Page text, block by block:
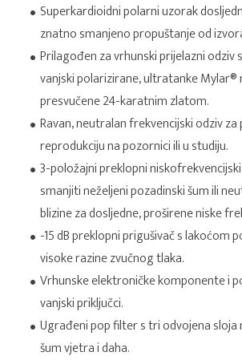
Superkardioidni polarni uzorak
znatno smanjeno propuštanje od
Prilagođen za vrhunski prijelazni odziv
vanjski polarizirane, ultratanke
presvučene 24-karatnim zlatom.
Ravan, neutralan frekvencijski odziv
reprodukciju na pozornici ili u studiju.
3-položajni preklopni
smanjiti neželjeni pozadinski šum ili
blizine za dosljedne, proširene niske
-15 dB preklopni prigušivač s lakoćom
visoke razine zvučnog tlaka.
Vrhunske elektroničke komponente i
vanjski priključci.
Ugrađeni pop filter s tri odvojena sloja
šum vjetra i daha.